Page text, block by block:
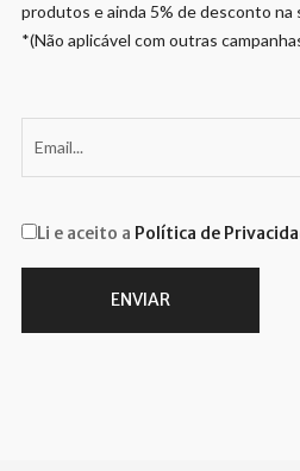
produtos e ainda 5% de desconto na
*(Não aplicável com outras
Li e aceito a Política de